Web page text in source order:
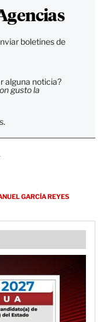
boletines de
alguna noticia?
gusto la
GARCÍA REYES